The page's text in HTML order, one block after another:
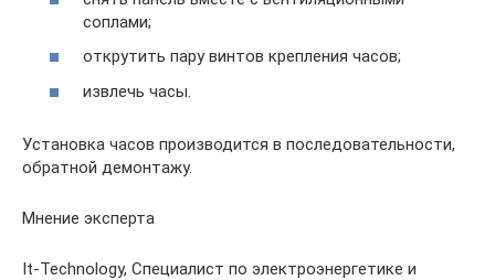
соплами;
открутить пару винтов крепления часов;
извлечь часы.
Установка часов производится в последовательности,
обратной демонтажу.
Мнение эксперта
It-Technology, Cпециалист по электроэнергетике и